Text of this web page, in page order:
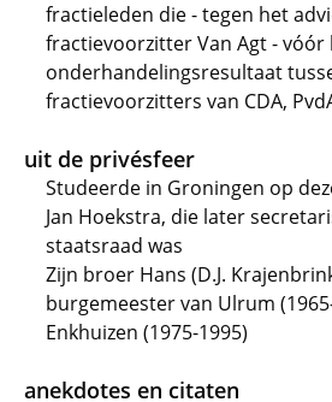
fractieleden die - tegen het
fractievoorzitter Van Agt - vóór
onderhandelingsresultaat
fractievoorzitters van CDA,
uit de privésfeer
Studeerde in Groningen op
Jan Hoekstra, die later
staatsraad was
Zijn broer Hans (D.J.
burgemeester van Ulrum
Enkhuizen (1975-1995)
anekdotes en citaten